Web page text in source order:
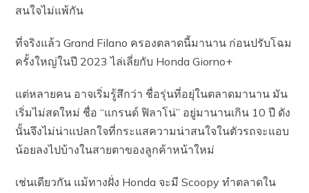
สนใจไม่แพ้กัน
ที่จริงแล้ว Grand Filano ครองตลาดนี้มานาน ก่อนปรับโฉม
ครั้งใหญ่ในปี 2023 ไล่เลี่ยกับ Honda Giorno+
แต่หลายคน อาจเริ่มรู้สึกว่า ชื่อรุ่นที่อยุ่ในตลาดมานาน มัน
เริ่มไม่สดใหม่ ชื่อ “แกรนด์ ฟิลาโน่” อยู่มานานเกิน 10 ปี ดัง
นั้นจึงไม่น่าแปลกใจที่กระแสความน่าสนใจในตัวรถจะแอบ
น้อยลงไปบ้างในสายตาของลูกค้าหน้าใหม่
เช่นเดียวกัน แม้ทางฝั่ง Honda จะมี Scoopy ทำตลาดใน